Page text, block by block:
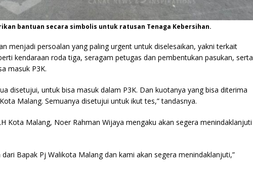
bantuan secara simbolis untuk ratusan Tenaga Kebersihan.
menjadi persoalan yang paling urgent untuk diselesaikan, yakni terkait
kendaraan roda tiga, seragam petugas dan pembentukan pasukan, serta
masuk P3K.
disetujui, untuk bisa masuk dalam P3K. Dan kuotanya yang bisa diterima
Malang. Semuanya disetujui untuk ikut tes,” tandasnya.
Kota Malang, Noer Rahman Wijaya mengaku akan segera menindaklanjuti
Bapak Pj Walikota Malang dan kami akan segera menindaklanjuti,”